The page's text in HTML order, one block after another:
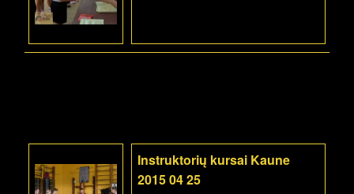
Instruktorių kursai Kaune
2015 04 25